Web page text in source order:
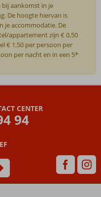
bij aankomst in je
De hoogte hiervan is
je accommodatie. De
appartement zijn € 0,50
€ 1,50 per persoon per
per nacht en in een 5*
CENTER
94